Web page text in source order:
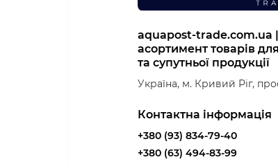
aquapost-
асортимент товарів
та супутньої продукції
Українa, м. Кривий Ріг,
Контактна інформація
+380 (93) 834-79-40
+380 (63) 494-83-99